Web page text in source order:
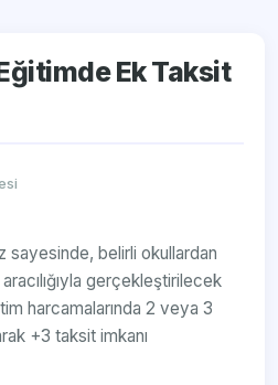
Ek Taksit
sayesinde, belirli okullardan
gerçekleştirilecek
harcamalarında 2 veya 3
+3 taksit imkanı